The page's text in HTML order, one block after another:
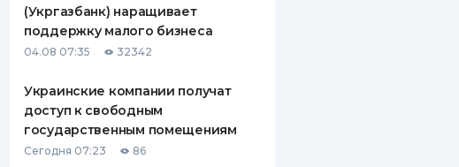
ПУТЕВОДИТЕЛИ ПО
СТРАХОВЫЕ КОМПАНИИ
ОТЗЫВЫ О СТРАХОВЫХ
(Укргазбанк) наращивает
поддержку малого бизнеса
04.08 07:35 32342
Украинские компании получат
доступ к свободным
государственным помещениям
Сегодня 07:23 86